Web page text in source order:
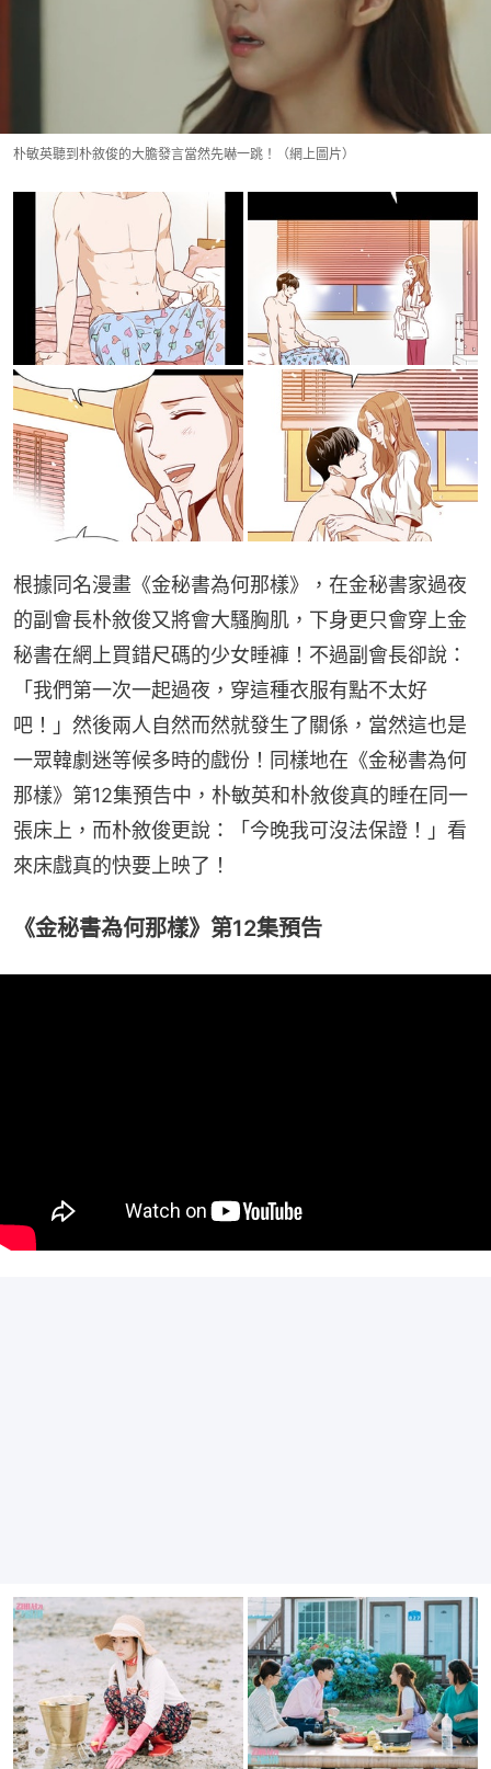
朴敏英聽到朴敘俊的大膽發言當然先嚇一跳！（網上圖片）
根據同名漫畫《金秘書為何那樣》，在金秘書家過夜
的副會長朴敘俊又將會大騷胸肌，下身更只會穿上金
秘書在網上買錯尺碼的少女睡褲！不過副會長卻說：
「我們第一次一起過夜，穿這種衣服有點不太好
吧！」然後兩人自然而然就發生了關係，當然這也是
一眾韓劇迷等候多時的戲份！同樣地在《金秘書為何
那樣》第12集預告中，朴敏英和朴敘俊真的睡在同一
張床上，而朴敘俊更說：「今晚我可沒法保證！」看
來床戲真的快要上映了！
《金秘書為何那樣》第12集預告